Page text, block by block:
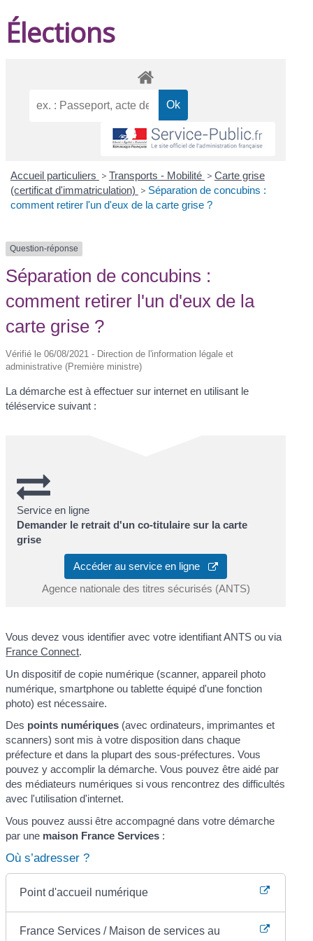
Élections
Accueil particuliers > Transports - Mobilité > Carte grise
(certificat d'immatriculation) > Séparation de concubins :
comment retirer l'un d'eux de la carte grise ?
Question-réponse
Séparation de concubins :
comment retirer l'un d'eux de la
carte grise ?
Vérifié le 06/08/2021 - Direction de l'information légale et
administrative (Première ministre)
La démarche est à effectuer sur internet en utilisant le
téléservice suivant :
Service en ligne
Demander le retrait d'un co-titulaire sur la carte
grise
Accéder au service en ligne
Agence nationale des titres sécurisés (ANTS)
Vous devez vous identifier avec votre identifiant ANTS ou via
France Connect.
Un dispositif de copie numérique (scanner, appareil photo
numérique, smartphone ou tablette équipé d'une fonction
photo) est nécessaire.
Des points numériques (avec ordinateurs, imprimantes et
scanners) sont mis à votre disposition dans chaque
préfecture et dans la plupart des sous-préfectures. Vous
pouvez y accomplir la démarche. Vous pouvez être aidé par
des médiateurs numériques si vous rencontrez des difficultés
avec l'utilisation d'internet.
Vous pouvez aussi être accompagné dans votre démarche
par une maison France Services :
Où s’adresser ?
Point d'accueil numérique
France Services / Maison de services au